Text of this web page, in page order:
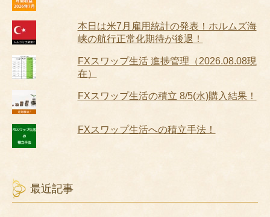
本日は米7月雇用統計の発表！ホルムズ海
峡の航行正常化期待が後退！
FXスワップ生活 進捗管理（2026.08.08現
在）
FXスワップ生活の積立 8/5(水)購入結果！
FXスワップ生活への積立手法！
最近記事